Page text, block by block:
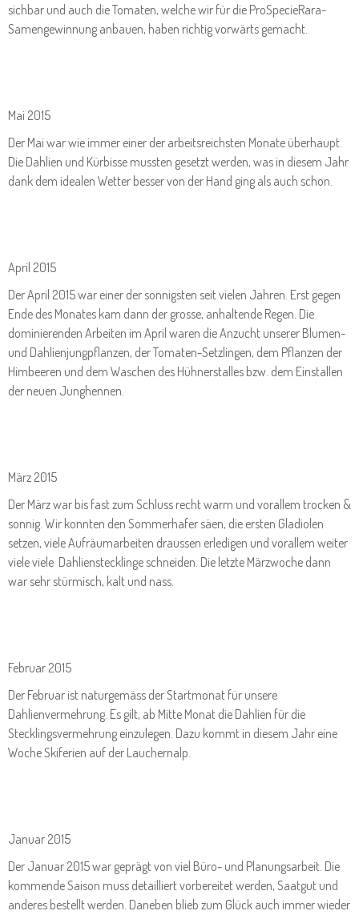
sichbar und auch die Tomaten, welche wir für die ProSpecieRara-
Samengewinnung anbauen, haben richtig vorwärts gemacht.
Mai 2015
Der Mai war wie immer einer der arbeitsreichsten Monate überhaupt.
Die Dahlien und Kürbisse mussten gesetzt werden, was in diesem Jahr
dank dem idealen Wetter besser von der Hand ging als auch schon.
April 2015
Der April 2015 war einer der sonnigsten seit vielen Jahren. Erst gegen
Ende des Monates kam dann der grosse, anhaltende Regen. Die
dominierenden Arbeiten im April waren die Anzucht unserer Blumen-
und Dahlienjungpflanzen, der Tomaten-Setzlingen, dem Pflanzen der
Himbeeren und dem Waschen des Hühnerstalles bzw. dem Einstallen
der neuen Junghennen.
März 2015
Der März war bis fast zum Schluss recht warm und vorallem trocken &
sonnig. Wir konnten den Sommerhafer säen, die ersten Gladiolen
setzen, viele Aufräumarbeiten draussen erledigen und vorallem weiter
viele viele Dahlienstecklinge schneiden. Die letzte Märzwoche dann
war sehr stürmisch, kalt und nass.
Februar 2015
Der Februar ist naturgemäss der Startmonat für unsere
Dahlienvermehrung. Es gilt, ab Mitte Monat die Dahlien für die
Stecklingsvermehrung einzulegen. Dazu kommt in diesem Jahr eine
Woche Skiferien auf der Lauchernalp.
Januar 2015
Der Januar 2015 war geprägt von viel Büro- und Planungsarbeit. Die
kommende Saison muss detailliert vorbereitet werden, Saatgut und
anderes bestellt werden. Daneben blieb zum Glück auch immer wieder